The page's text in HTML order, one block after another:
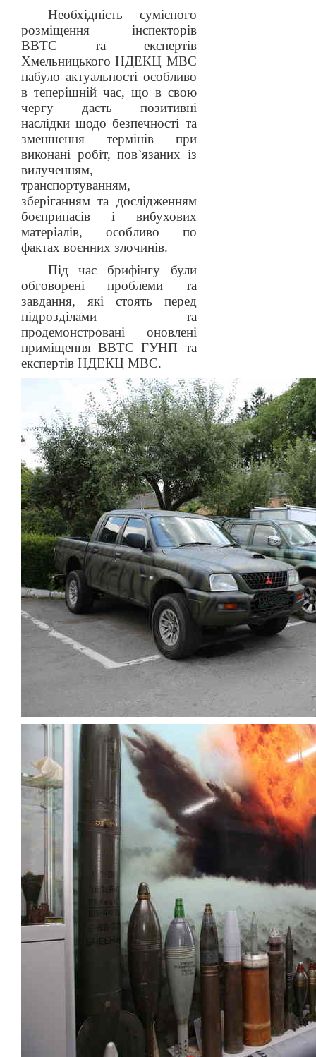
Необхідність сумісного
розміщення інспекторів
ВВТС та експертів
Хмельницького НДЕКЦ МВС
набуло актуальності особливо
в теперішній час, що в свою
чергу дасть позитивні
наслідки щодо безпечності та
зменшення термінів при
виконані робіт, пов`язаних із
вилученням,
транспортуванням,
зберіганням та дослідженням
боєприпасів і вибухових
матеріалів, особливо по
фактах воєнних злочинів.
Під час брифінгу були
обговорені проблеми та
завдання, які стоять перед
підрозділами та
продемонстровані оновлені
приміщення ВВТС ГУНП та
експертів НДЕКЦ МВС.